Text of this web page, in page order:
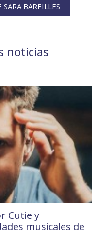
BAREILLES
noticias
Cutie y
musicales de